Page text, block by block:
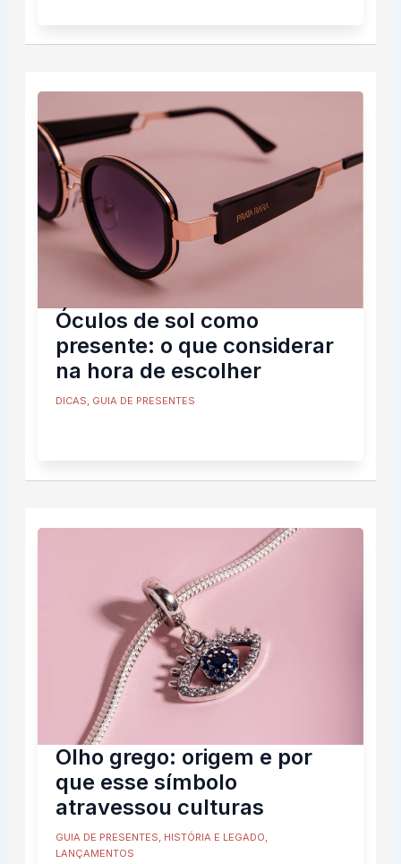
Óculos de sol como
presente: o que considerar
na hora de escolher
DICAS, GUIA DE PRESENTES
Olho grego: origem e por
que esse símbolo
atravessou culturas
GUIA DE PRESENTES, HISTÓRIA E LEGADO,
LANÇAMENTOS